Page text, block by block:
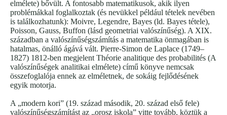
elmélete) bővült. A fontosabb matematikusok, akik ilyen
problémákkal foglalkoztak (és nevükkel például tételek nevében
is találkozhatunk): Moivre, Legendre, Bayes (ld. Bayes tétele),
Poisson, Gauss, Buffon (lásd geometriai valószínűség). A XIX.
században a valószínűségszámítás a matematika önmagában is
hatalmas, önálló ágává vált. Pierre-Simon de Laplace (1749–
1827) 1812-ben megjelent Théorie analitique des probabilités (A
valószínűségek analitikai elmélete) című könyve nemcsak
összefoglalója ennek az elméletnek, de sokáig fejlődésének
egyik motorja.
A „modern kori” (19. század második, 20. század első fele)
valószínűségszámítást az „orosz iskola” vitte tovább, köztük a